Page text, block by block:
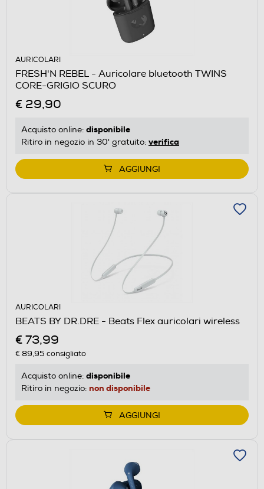
AURICOLARI
FRESH'N REBEL - Auricolare bluetooth TWINS
CORE-GRIGIO SCURO
€ 29,90
Acquisto online: disponibile
Ritiro in negozio in 30' gratuito: verifica
AGGIUNGI
AURICOLARI
BEATS BY DR.DRE - Beats Flex auricolari wireless
€ 73,99
€ 89,95 consigliato
Acquisto online: disponibile
Ritiro in negozio: non disponibile
AGGIUNGI